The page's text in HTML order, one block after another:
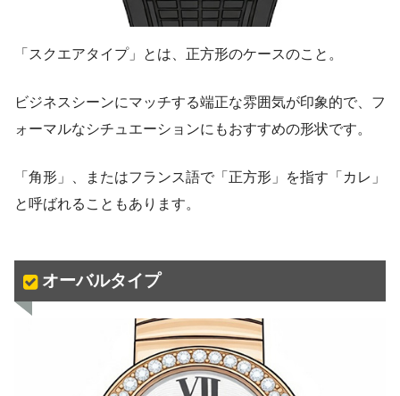
「スクエアタイプ」とは、正方形のケースのこと。
ビジネスシーンにマッチする端正な雰囲気が印象的で、フ
ォーマルなシチュエーションにもおすすめの形状です。
「角形」、またはフランス語で「正方形」を指す「カレ」
と呼ばれることもあります。
オーバルタイプ